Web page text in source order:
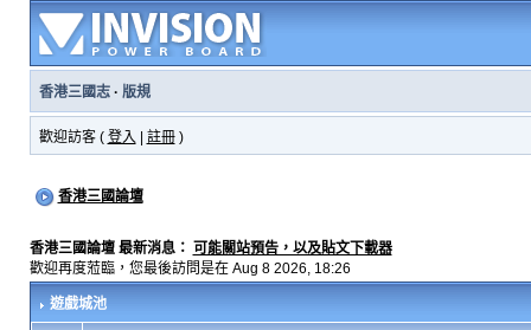
香港三國志· 版規
歡迎訪客 ( 登入 註冊)
香港三國論壇
香港三國論壇 最新消息： 可能關站預告，以及貼文下載器
歡迎再度蒞臨，您最後訪問是在 Aug 8 2026, 18:26
遊戲城池